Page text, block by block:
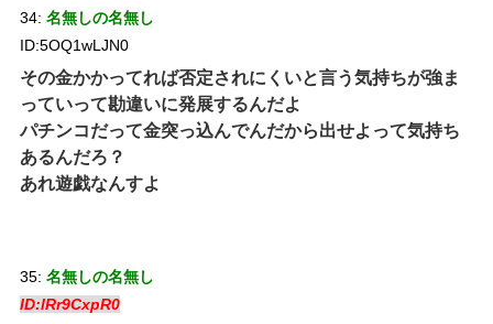
34: 名無しの名無し
ID:5OQ1wLJN0
その金かかってれば否定されにくいと言う気持ちが強ま
っていって勘違いに発展するんだよ
パチンコだって金突っ込んでんだから出せよって気持ち
あるんだろ？
あれ遊戯なんすよ
35: 名無しの名無し
ID:lRr9CxpR0